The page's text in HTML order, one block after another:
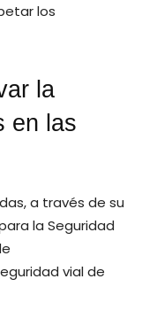
los
la
en las
a través de su
la Seguridad
vial de